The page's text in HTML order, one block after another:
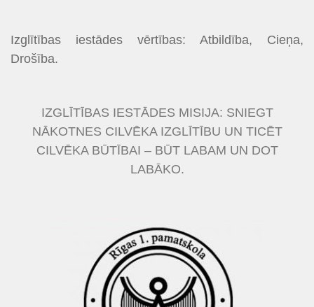
Izglītības iestādes vērtības: Atbildība, Cieņa,
Drošība.
IZGLĪTĪBAS IESTĀDES MISIJA: SNIEGT
NĀKOTNES CILVĒKA IZGLĪTĪBU UN TICĒT
CILVĒKA BŪTĪBAI – BŪT LABAM UN DOT
LABĀKO.